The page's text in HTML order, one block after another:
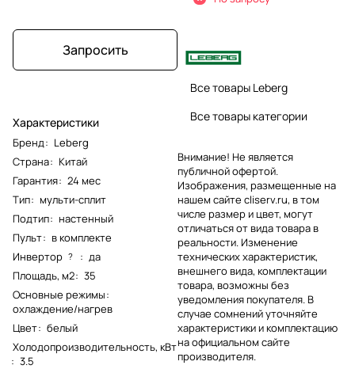
Запросить
Характеристики
Бренд: Leberg
Страна: Китай
Гарантия: 24 мес
Тип: мульти-сплит
Подтип: настенный
Пульт: в комплекте
Инвертор ? : да
Площадь, м2: 35
Основные режимы:
охлаждение/нагрев
Цвет: белый
Холодопроизводительность, кВт
: 3.5
Все товары Leberg
Все товары категории
Внимание! Не является
публичной офертой.
Изображения, размещенные на
нашем сайте cliserv.ru, в том
числе размер и цвет, могут
отличаться от вида товара в
реальности. Изменение
технических характеристик,
внешнего вида, комплектации
товара, возможны без
уведомления покупателя. В
случае сомнений уточняйте
характеристики и комплектацию
на официальном сайте
производителя.